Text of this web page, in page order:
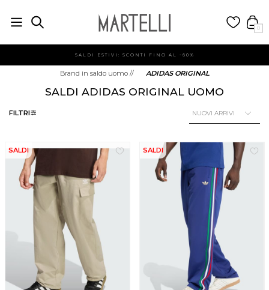
0
SALDI ESTIVI: SCONTI FINO AL -60%
Brand in saldo uomo// ADIDAS ORIGINAL
FILTRI
SALDI ADIDAS ORIGINAL UOMO
SALDI SALDI